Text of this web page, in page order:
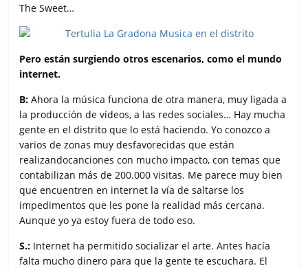
The Sweet…
Pero están surgiendo otros escenarios, como el mundo
internet.
B: Ahora la música funciona de otra manera, muy ligada a
la producción de vídeos, a las redes sociales… Hay mucha
gente en el distrito que lo está haciendo. Yo conozco a
varios de zonas muy desfavorecidas que están
realizandocanciones con mucho impacto, con temas que
contabilizan más de 200.000 visitas. Me parece muy bien
que encuentren en internet la vía de saltarse los
impedimentos que les pone la realidad más cercana.
Aunque yo ya estoy fuera de todo eso.
S.: Internet ha permitido socializar el arte. Antes hacía
falta mucho dinero para que la gente te escuchara. El